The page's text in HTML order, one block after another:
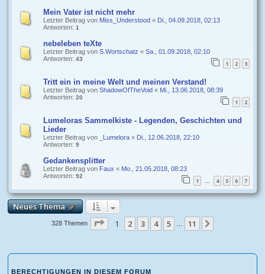
Mein Vater ist nicht mehr
Letzter Beitrag von Miss_Understood « Di., 04.09.2018, 02:13
Antworten: 1
nebeleben teXte
Letzter Beitrag von S.Wortschatz « Sa., 01.09.2018, 02:10
Antworten: 43
1 2 3
Tritt ein in meine Welt und meinen Verstand!
Letzter Beitrag von ShadowOfTheVoid « Mi., 13.06.2018, 08:39
Antworten: 20
1 2
Lumeloras Sammelkiste - Legenden, Geschichten und
Lieder
Letzter Beitrag von _Lumelora « Di., 12.06.2018, 22:10
Antworten: 9
Gedankensplitter
Letzter Beitrag von Faux « Mo., 21.05.2018, 08:23
Antworten: 92
1 … 4 5 6 7
Neues Thema
328 Themen Seite 1von 11
1 2 3 4 5 11
BERECHTIGUNGEN IN DIESEM FORUM